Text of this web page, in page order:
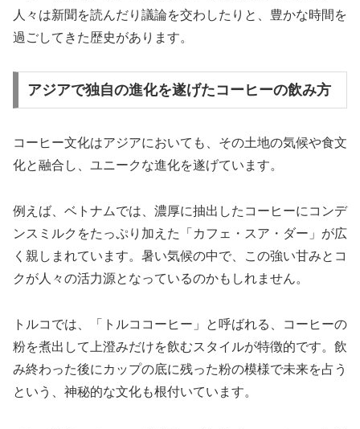
人々は新聞を読んだり議論を交わしたりと、豊かな時間を
過ごしてきた歴史があります。
アジアで独自の進化を遂げたコーヒーの飲み方
コーヒー文化はアジアにおいても、その土地の気候や食文
化と融合し、ユニークな進化を遂げています。
例えば、ベトナムでは、濃厚に抽出したコーヒーにコンデ
ンスミルクをたっぷり加えた「カフェ・スア・ダー」が広
く親しまれています。暑い気候の中で、この強い甘みとコ
クが人々の活力源となっているのかもしれません。
トルコでは、「トルココーヒー」と呼ばれる、コーヒーの
粉を煮出して上澄みだけを飲むスタイルが特徴的です。飲
み終わった後にカップの底に残った粉の模様で未来を占う
という、神秘的な文化も根付いています。